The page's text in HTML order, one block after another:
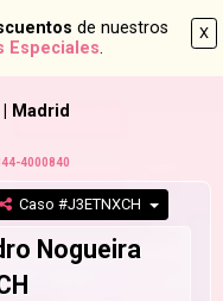
X
de nuestros
Especiales.
Madrid
4000840
Caso #J3ETNXCH
Nogueira